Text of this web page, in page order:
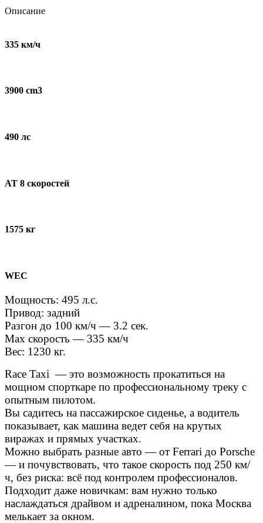
Описание
335 км/ч
3900 cm3
490 лс
AT 8 скоростей
1575 кг
WEC
Мощность: 495 л.с.
Привод: задний
Разгон до 100 км/ч — 3.2 сек.
Маx скорость — 335 км/ч
Вес: 1230 кг.
Race Taxi — это возможность прокатиться на
мощном спорткаре по профессиональному треку с
опытным пилотом.
Вы садитесь на пассажирское сиденье, а водитель
показывает, как машина ведет себя на крутых
виражах и прямых участках.
Можно выбрать разные авто — от Ferrari до Porsche
— и почувствовать, что такое скорость под 250 км/
ч, без риска: всё под контролем профессионалов.
Подходит даже новичкам: вам нужно только
наслаждаться драйвом и адреналином, пока Москва
мелькает за окном.